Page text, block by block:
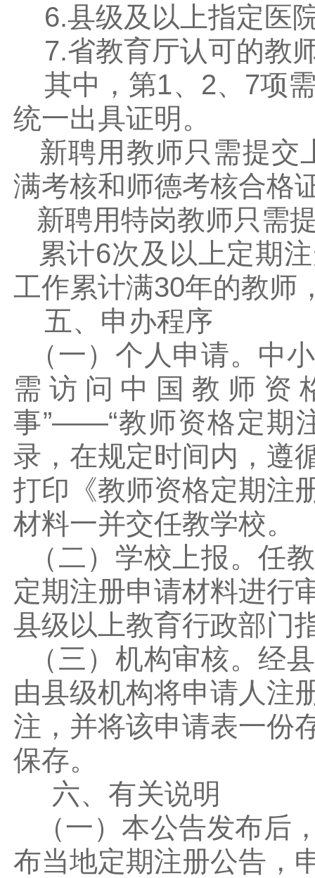
6.县级及以上指定医
7.省教育厅认可的教
其中，第1、2、7项
统一出具证明。
新聘用教师只需提交
满考核和师德考核合格
新聘用特岗教师只需
累计6次及以上定期
工作累计满30年的教师
五、申办程序
（一）个人申请。中
需访问中国教师资
事”——“教师资格定期
录，在规定时间内，遵
打印《教师资格定期注
材料一并交任教学校。
（二）学校上报。任
定期注册申请材料进行
县级以上教育行政部门
（三）机构审核。经
由县级机构将申请人注
注，并将该申请表一份
保存。
六、有关说明
（一）本公告发布后
布当地定期注册公告，